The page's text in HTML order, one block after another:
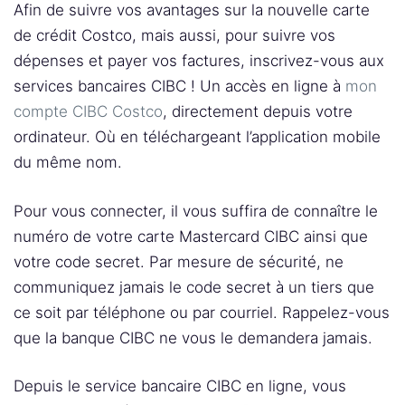
Afin de suivre vos avantages sur la nouvelle carte
de crédit Costco, mais aussi, pour suivre vos
dépenses et payer vos factures, inscrivez-vous aux
services bancaires CIBC ! Un accès en ligne à mon
compte CIBC Costco, directement depuis votre
ordinateur. Où en téléchargeant l’application mobile
du même nom.
Pour vous connecter, il vous suffira de connaître le
numéro de votre carte Mastercard CIBC ainsi que
votre code secret. Par mesure de sécurité, ne
communiquez jamais le code secret à un tiers que
ce soit par téléphone ou par courriel. Rappelez-vous
que la banque CIBC ne vous le demandera jamais.
Depuis le service bancaire CIBC en ligne, vous